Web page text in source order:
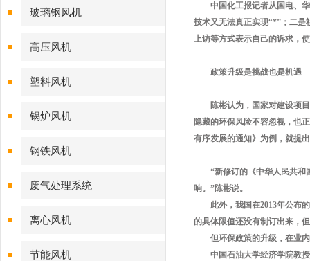
玻璃钢风机
高压风机
塑料风机
锅炉风机
钢铁风机
废气处理系统
离心风机
节能风机
中国化工报记者从国电、华
技术又无法真正实现“*”；二是
上访等方式表示自己的诉求
政策升级是挑战也是机
陈彬认为，国家对建设项目
隐藏的环保风险不容忽视，也
有序发展的通知》为例，就提
“新修订的《中华人民共和国
响。”陈彬说。
此外，我国在2013年公布的
的具体限值还没有制订出来，
但环保政策的升级，在业内
中国石油大学经济学院教授